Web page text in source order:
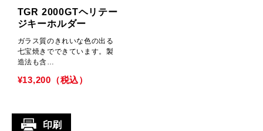
TGR 2000GTヘリテー
ジキーホルダー
ガラス質のきれいな色の出る
七宝焼きでできています。製
造法も含…
¥13,200（税込）
印刷